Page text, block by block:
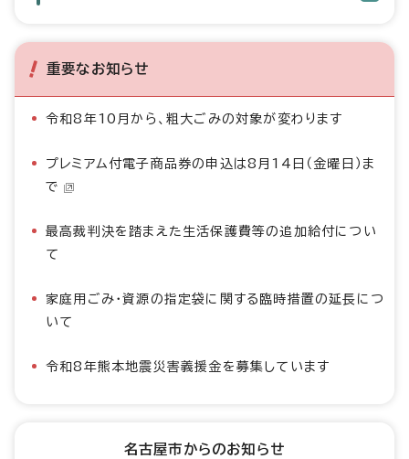
重要なお知らせ
令和8年10月から、粗大ごみの対象が変わります
プレミアム付電子商品券の申込は8月14日（金曜日）ま
で
最高裁判決を踏まえた生活保護費等の追加給付につい
て
家庭用ごみ・資源の指定袋に関する臨時措置の延長につ
いて
令和8年熊本地震災害義援金を募集しています
名古屋市からのお知らせ